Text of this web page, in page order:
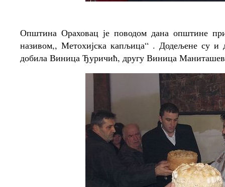
Општина Ораховац је поводом дана општине
називом,, Метохијска капљица“ . Додељене су и
добила Виница Ђуричић, другу Виница